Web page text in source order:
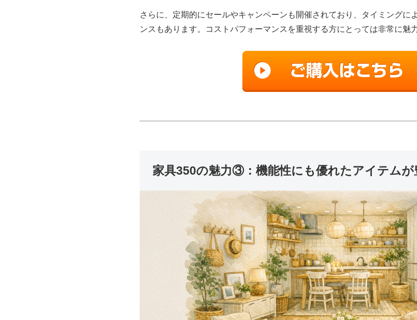
さらに、定期的にセールやキャンペーンも開催されており、タイミングに
ンスもあります。コストパフォーマンスを重視する方にとっては非常に魅
家具350の魅力③：機能性にも優れたアイテムが